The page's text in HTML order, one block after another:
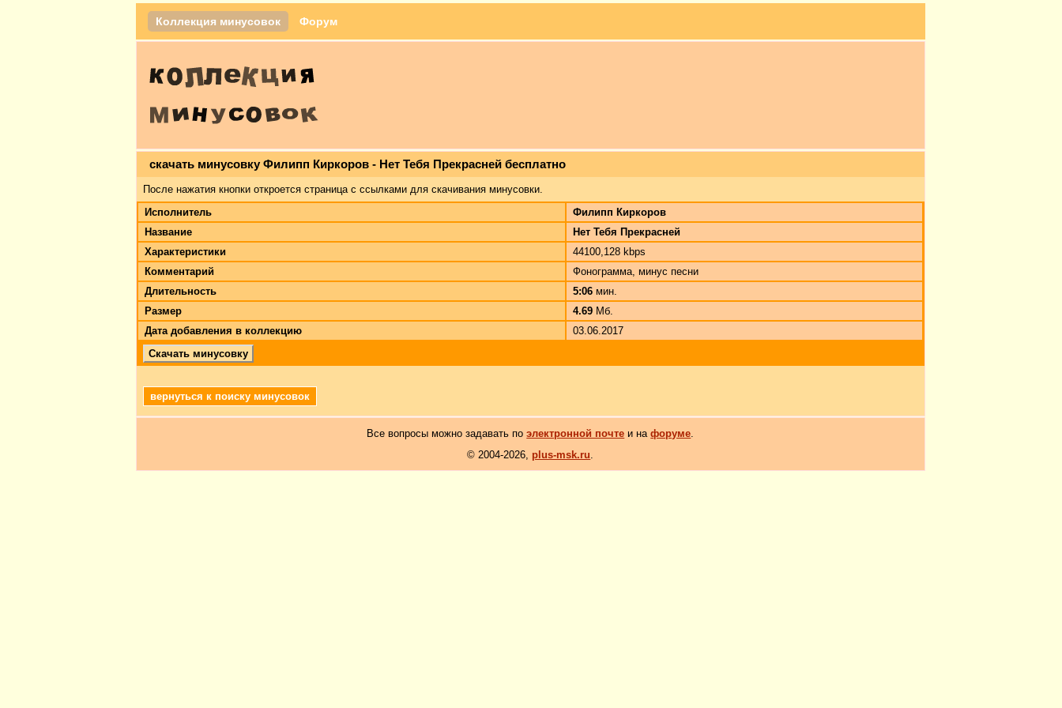
Коллекция минусовок Форум
скачать минусовку Филипп Киркоров - Нет Тебя Прекрасней бесплатно
После нажатия кнопки откроется страница с ссылками для скачивания минусовки.
Исполнитель
Филипп Киркоров
Название
Нет Тебя Прекрасней
Характеристики
44100,128 kbps
Комментарий
Фонограмма, минус песни
Длительность
5:06 мин.
Размер
4.69 Мб.
Дата добавления в коллекцию
03.06.2017
Скачать минусовку
вернуться к поиску минусовок
Все вопросы можно задавать поэлектронной почте и нафоруме.
© 2004-2026, plus-msk.ru.